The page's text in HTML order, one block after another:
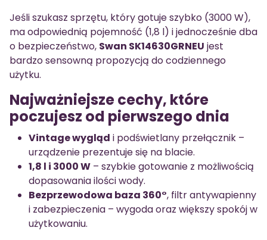
Jeśli szukasz sprzętu, który gotuje szybko (3000 W),
ma odpowiednią pojemność (1,8 l) i jednocześnie dba
o bezpieczeństwo, Swan SK14630GRNEU jest
bardzo sensowną propozycją do codziennego
użytku.
Najważniejsze cechy, które
poczujesz od pierwszego dnia
Vintage wygląd i podświetlany przełącznik –
urządzenie prezentuje się na blacie.
1,8 l i 3000 W – szybkie gotowanie z możliwością
dopasowania ilości wody.
Bezprzewodowa baza 360°, filtr antywapienny
i zabezpieczenia – wygoda oraz większy spokój w
użytkowaniu.